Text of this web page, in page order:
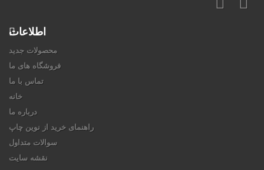
اطلاعات
محصولات جدید
فروشگاه های ما
تماس با ما
خانه
درباره ما
راهنمای خرید از نوین چاپ
سوالات متداول
نقشه سایت